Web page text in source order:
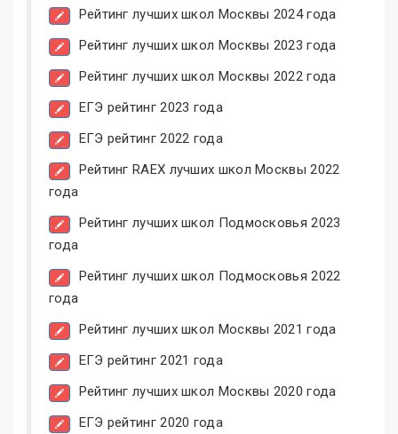
Рейтинг лучших школ Москвы 2024 года
Рейтинг лучших школ Москвы 2023 года
Рейтинг лучших школ Москвы 2022 года
ЕГЭ рейтинг 2023 года
ЕГЭ рейтинг 2022 года
Рейтинг RAEX лучших школ Москвы 2022
года
Рейтинг лучших школ Подмосковья 2023
года
Рейтинг лучших школ Подмосковья 2022
года
Рейтинг лучших школ Москвы 2021 года
ЕГЭ рейтинг 2021 года
Рейтинг лучших школ Москвы 2020 года
ЕГЭ рейтинг 2020 года